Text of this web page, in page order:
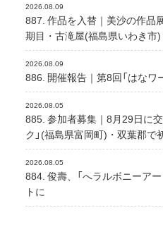
2026.08.09
887. 作品を入替｜美沙の作品
期目・古滝屋(福島県いわき市
2026.08.09
886. 開催報告｜第8回「はなワ
2026.08.05
885. 参加者募集｜8月29日に
ク」(福島県富岡町)・双葉郡で
2026.08.05
884. 俊壽、「へラルボニーア
トに